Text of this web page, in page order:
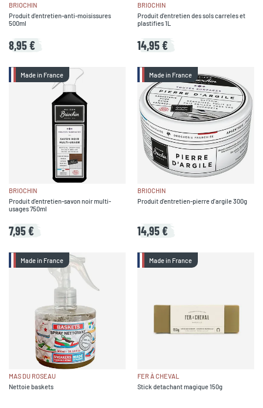
BRIOCHIN
Produit d'entretien-anti-moisissures
500ml
8,95 €
BRIOCHIN
Produit d'entretien des sols carreles et
plastifies 1L
14,95 €
Made in France
BRIOCHIN
Produit d'entretien-savon noir multi-
usages 750ml
7,95 €
Made in France
BRIOCHIN
Produit d'entretien-pierre d'argile 300g
14,95 €
Made in France
MAS DU ROSEAU
Nettoie baskets
Made in France
FER À CHEVAL
Stick detachant magique 150g